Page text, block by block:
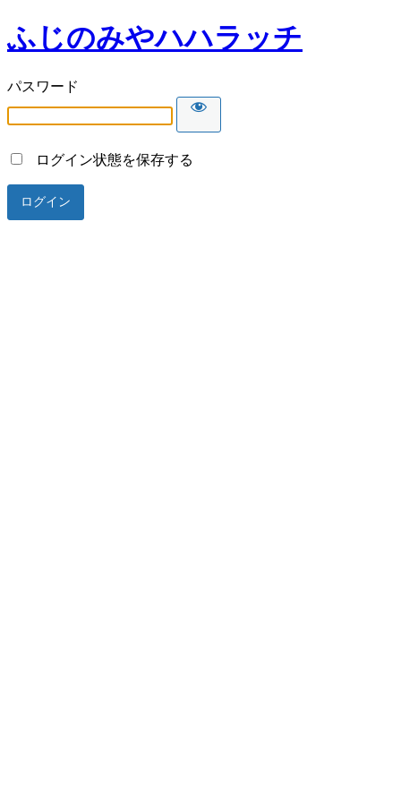
ふじのみやハハラッチ
パスワード
ログイン状態を保存する